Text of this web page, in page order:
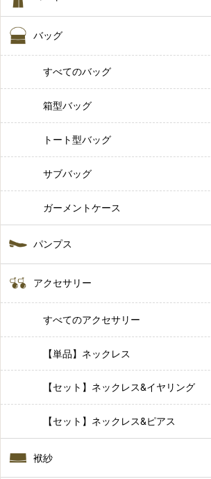
バッグ
すべてのバッグ
箱型バッグ
トート型バッグ
サブバッグ
ガーメントケース
パンプス
アクセサリー
すべてのアクセサリー
【単品】ネックレス
【セット】ネックレス&イヤリング
【セット】ネックレス&ピアス
袱紗